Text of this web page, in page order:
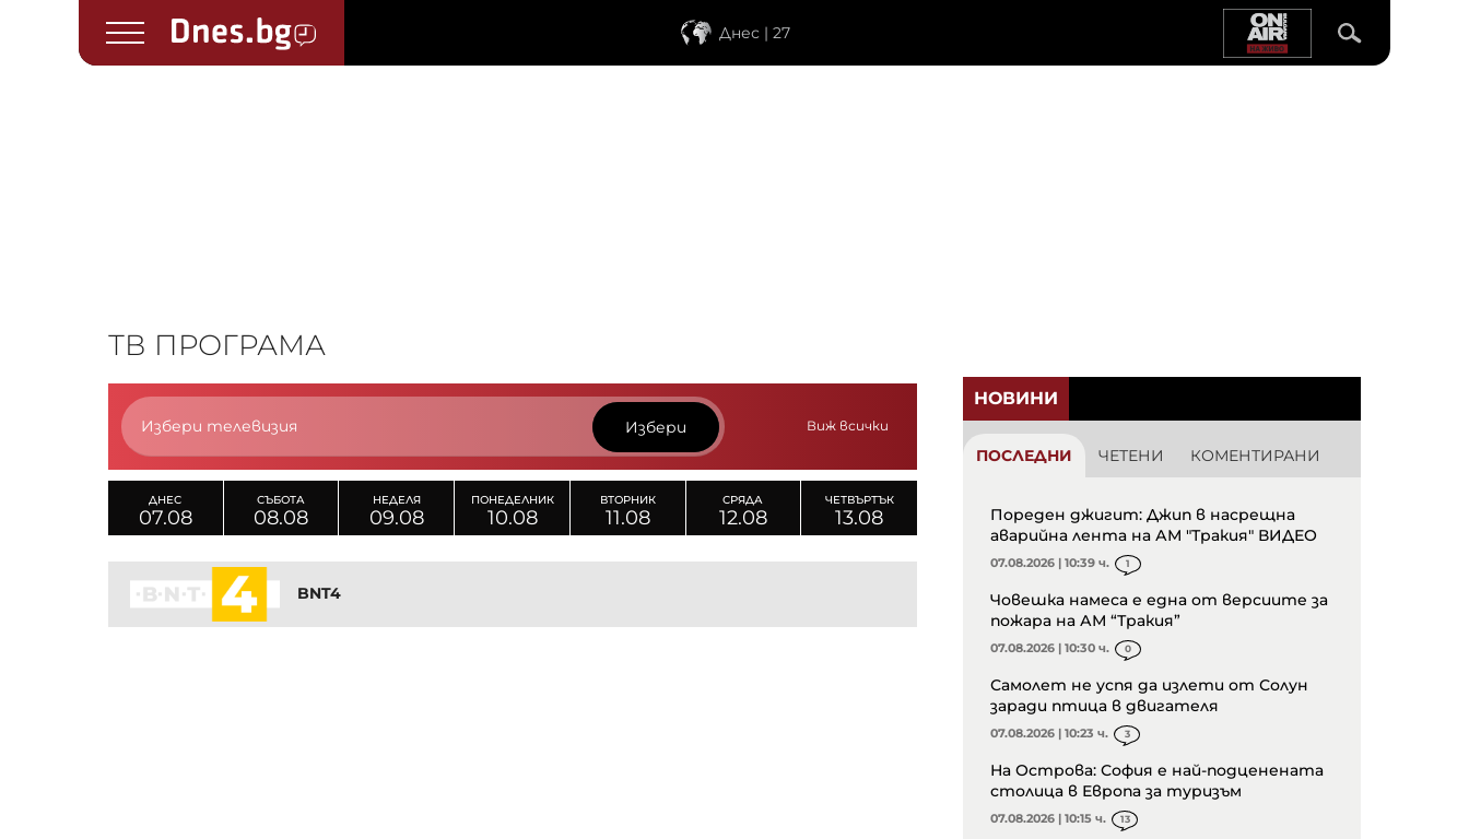
Днес | 27
ТВ ПРОГРАМА
Избери телевизия Избери Виж всички
ДНЕС
07.08
СЪБОТА
08.08
НЕДЕЛЯ
09.08
ПОНЕДЕЛНИК
10.08
ВТОРНИК
11.08
СРЯДА
12.08
ЧЕТВЪРТЪК
13.08
BNT4
НОВИНИ
ПОСЛЕДНИ ЧЕТЕНИ КОМЕНТИРАНИ
Пореден джигит: Джип в насрещна
аварийна лента на АМ "Тракия" ВИДЕО
07.08.2026 | 10:39 ч. 1
Човешка намеса е една от версиите за
пожара на АМ “Тракия”
07.08.2026 | 10:30 ч. 0
Самолет не успя да излети от Солун
заради птица в двигателя
07.08.2026 | 10:23 ч. 3
На Острова: София е най-подценената
столица в Европа за туризъм
07.08.2026 | 10:15 ч. 13